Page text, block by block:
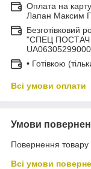
Оплата на
Лапан Максим
Безготівковий
"СПЕЦ
• Готівкою
Всі умови оплати
Умови
Повернення товару
Всі умови